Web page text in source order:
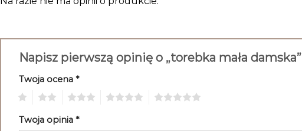
Napisz pierwszą opinię o „torebka mała damska”
Twoja ocena *
Twoja opinia *